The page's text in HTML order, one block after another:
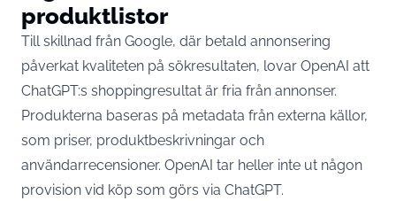
produktlistor
Till skillnad från Google, där betald annonsering
påverkat kvaliteten på sökresultaten, lovar OpenAI att
ChatGPT:s shoppingresultat är fria från annonser.
Produkterna baseras på metadata från externa källor,
som priser, produktbeskrivningar och
användarrecensioner. OpenAI tar heller inte ut någon
provision vid köp som görs via ChatGPT.